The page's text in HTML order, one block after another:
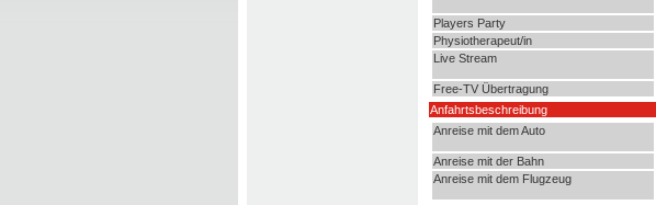
Players Party
Physiotherapeut/in
Live Stream
Free-TV Übertragung
Anfahrtsbeschreibung
Anreise mit dem Auto
Anreise mit der Bahn
Anreise mit dem Flugzeug